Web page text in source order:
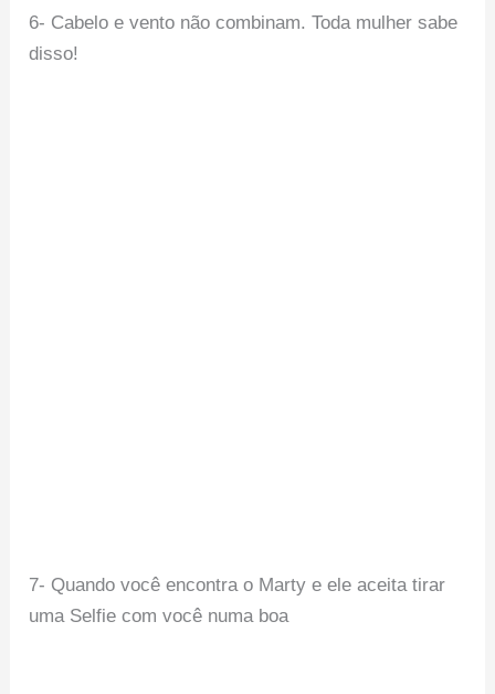
6- Cabelo e vento não combinam. Toda mulher sabe
disso!
7- Quando você encontra o Marty e ele aceita tirar
uma Selfie com você numa boa